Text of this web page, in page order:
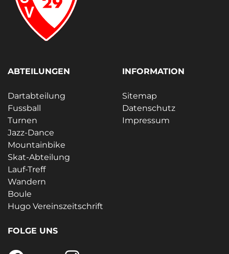
ABTEILUNGEN
Dartabteilung
Fussball
Turnen
Jazz-Dance
Mountainbike
Skat-Abteilung
Lauf-Treff
Wandern
Boule
Hugo Vereinszeitschrift
INFORMATION
Sitemap
Datenschutz
Impressum
FOLGE UNS